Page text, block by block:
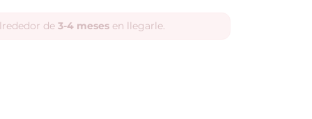
de 3-4 mesesen llegarle.